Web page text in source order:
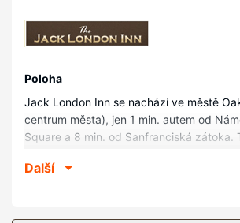
Poloha
Jack London Inn se nachází ve městě
centrum města), jen 1 min. autem od
Square a 8 min. od Sanfranciská zátoka.
km od Stadion Oracle Park.
V jednom z 110 pokojů, k jejichž
Další